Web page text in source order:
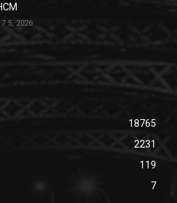
5, 2026
18765
2231
119
7